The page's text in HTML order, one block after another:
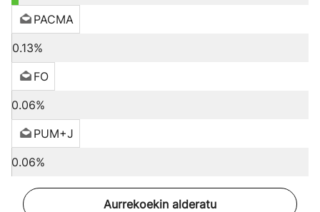
PACMA
0.13%
FO
0.06%
PUM+J
0.06%
Aurrekoekin alderatu